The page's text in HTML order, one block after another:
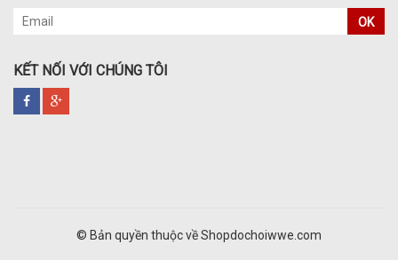
OK
KẾT NỐI VỚI CHÚNG TÔI
© Bản quyền thuộc về Shopdochoiwwe.com